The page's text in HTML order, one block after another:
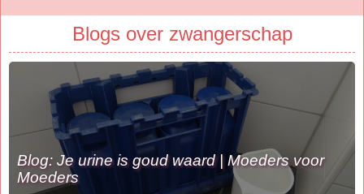
Blogs over zwangerschap
Blog: Je urine is goud waard | Moeders voor
Moeders